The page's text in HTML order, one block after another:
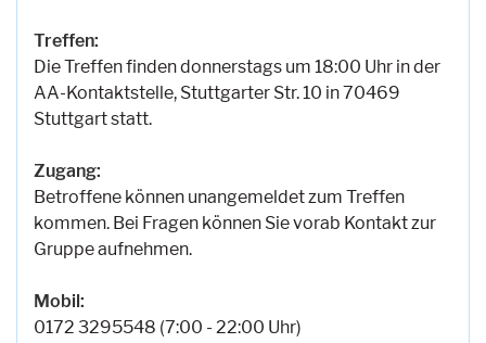
Treffen:
Die Treffen finden donnerstags um 18:00 Uhr in der
AA-Kontaktstelle, Stuttgarter Str. 10 in 70469
Stuttgart statt.
Zugang:
Betroffene können unangemeldet zum Treffen
kommen. Bei Fragen können Sie vorab Kontakt zur
Gruppe aufnehmen.
Mobil:
0172 3295548 (7:00 - 22:00 Uhr)